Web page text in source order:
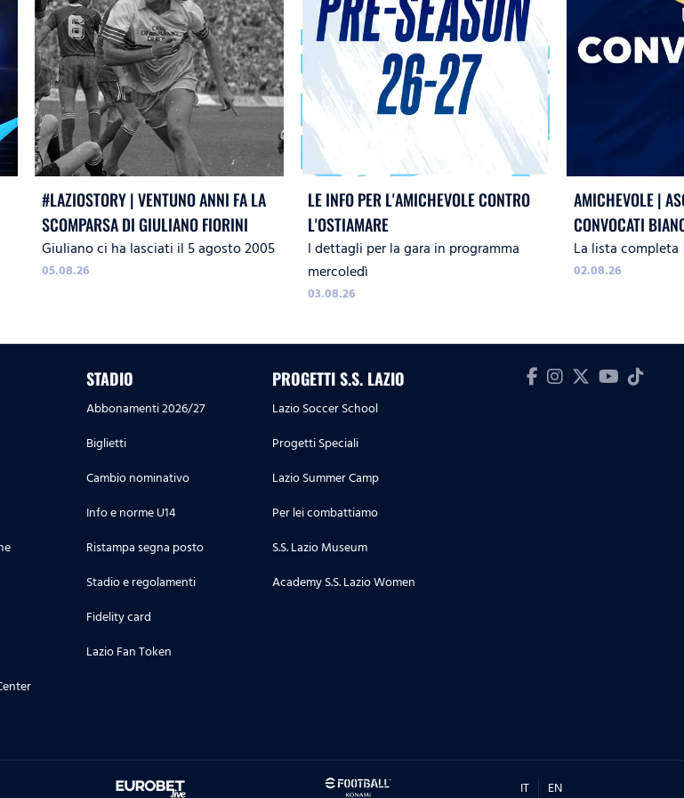
#LAZIOSTORY | VENTUNO ANNI FA LA
SCOMPARSA DI GIULIANO FIORINI
Giuliano ci ha lasciati il 5 agosto 2005
05.08.26
LE INFO PER L'AMICHEVOLE CONTRO
L'OSTIAMARE
I dettagli per la gara in programma
mercoledì
03.08.26
AMICHEVOLE |
CONVOCATI
La lista completa
02.08.26
STADIO
Abbonamenti 2026/27
Biglietti
Cambio nominativo
Info e norme U14
Ristampa segna posto
Stadio e regolamenti
Fidelity card
Lazio Fan Token
PROGETTI S.S. LAZIO
Lazio Soccer School
Progetti Speciali
Lazio Summer Camp
Per lei combattiamo
S.S. Lazio Museum
Academy S.S. Lazio Women
IT EN